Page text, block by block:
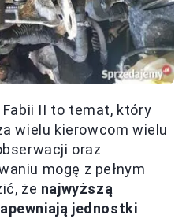
II to temat, który
wielu kierowcom wielu
oraz
mogę z pełnym
że najwyższą
jednostki